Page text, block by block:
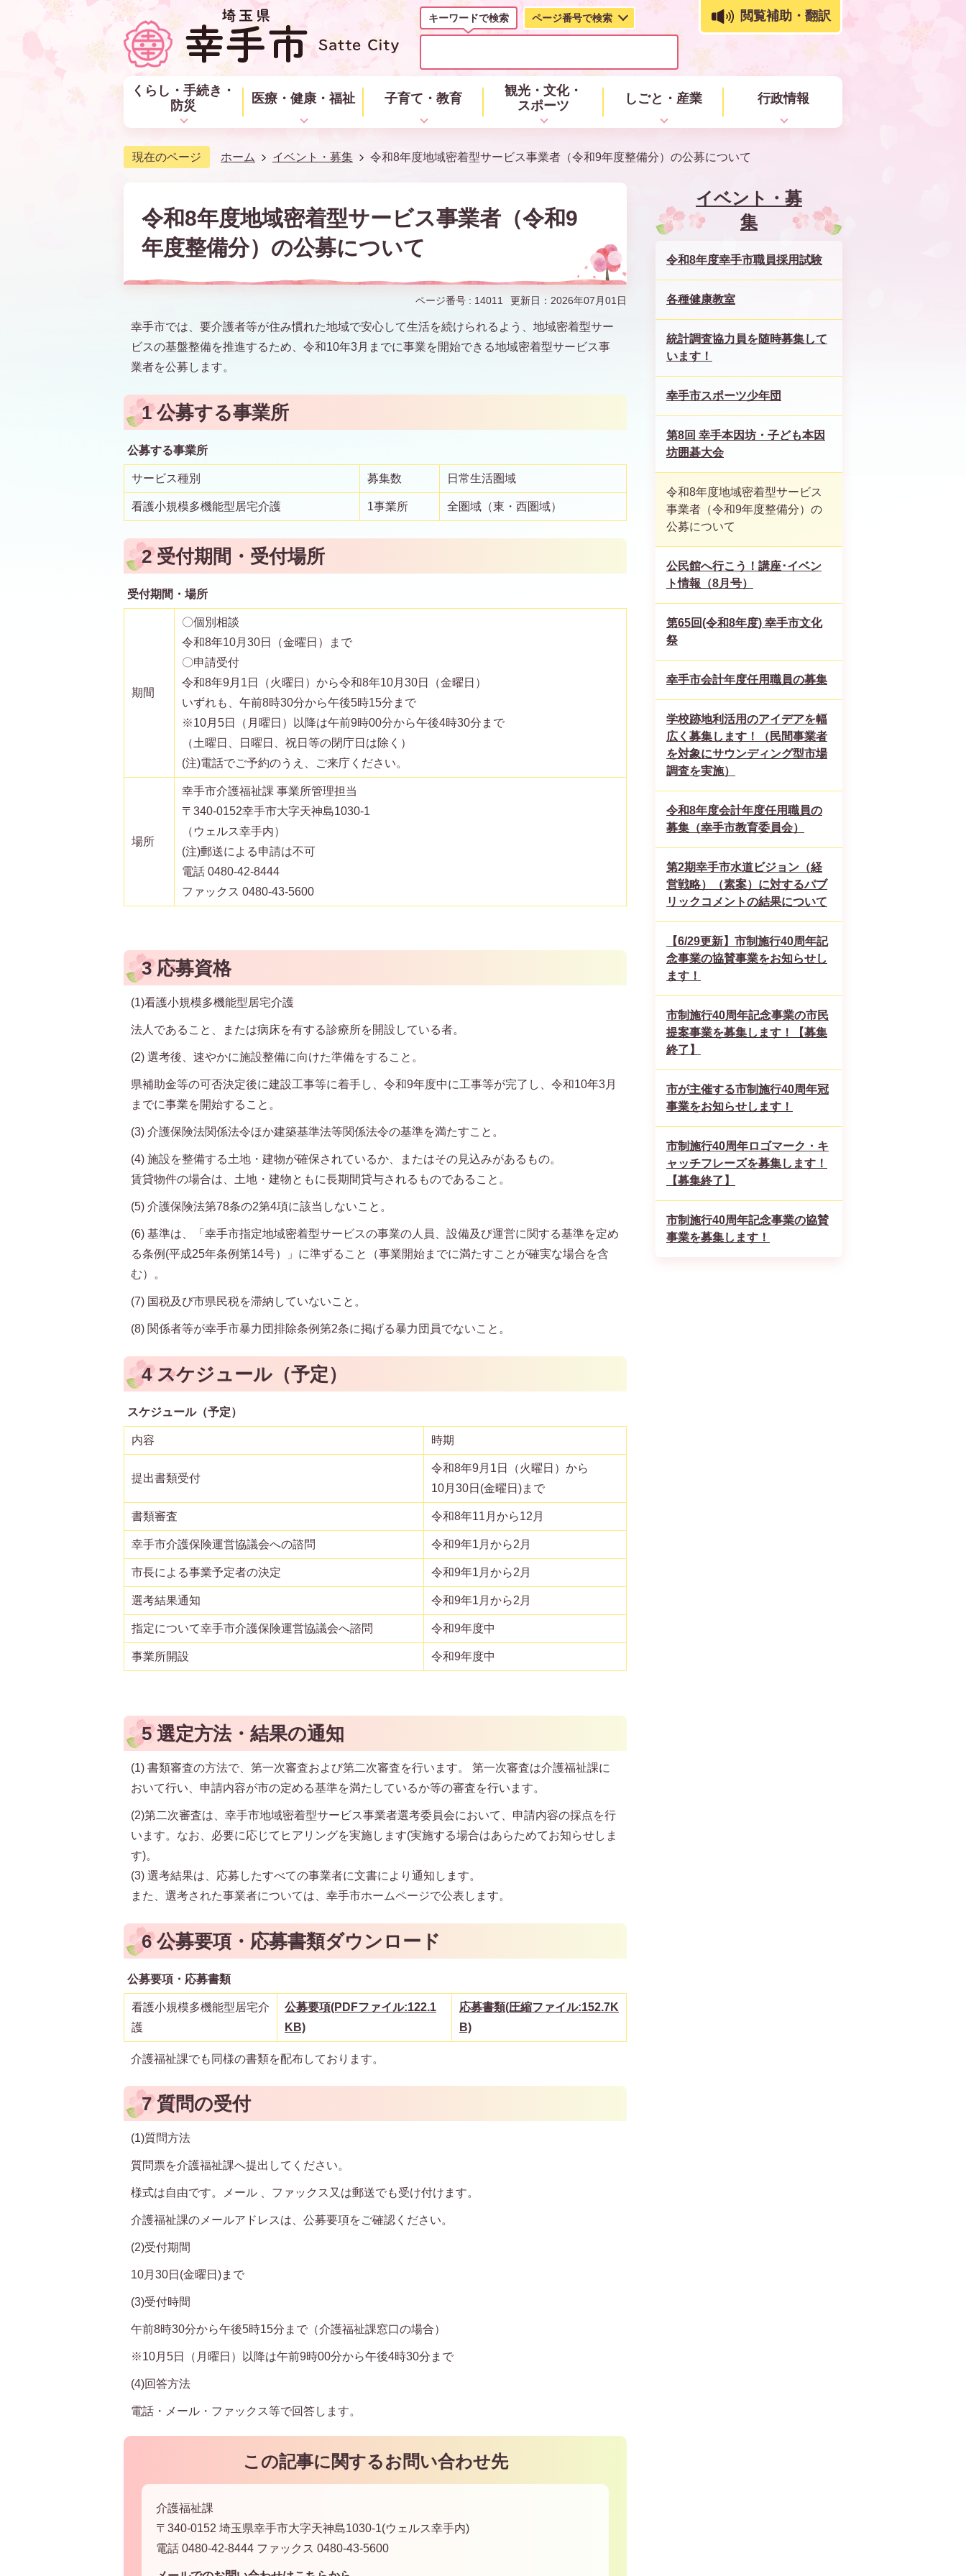
キーワードで検索 ページ番号で検索
キ
ワ
ド
で
検
閲覧補助・翻訳
くらし・手続き・
防災
医療・健康・福祉 子育て・教育
観光・文化・
スポーツ
しごと・産業 行政情報
現在のページ ホーム イベント・募集 令和8年度地域密着型サービス事業者（令和9年度整備分）の公募について
令和8年度地域密着型サービス事業者（令和9
年度整備分）の公募について
ページ番号 : 14011 更新日：2026年07月01日
幸手市では、要介護者等が住み慣れた地域で安心して生活を続けられるよう、地域密着型サー
ビスの基盤整備を推進するため、令和10年3月までに事業を開始できる地域密着型サービス事
業者を公募します。
1 公募する事業所
公募する事業所
サービス種別 募集数 日常生活圏域
看護小規模多機能型居宅介護 1事業所 全圏域（東・西圏域）
2 受付期間・受付場所
受付期間・場所
期間
〇個別相談
令和8年10月30日（金曜日）まで
〇申請受付
令和8年9月1日（火曜日）から令和8年10月30日（金曜日）
いずれも、午前8時30分から午後5時15分まで
※10月5日（月曜日）以降は午前9時00分から午後4時30分まで
（土曜日、日曜日、祝日等の閉庁日は除く）
(注)電話でご予約のうえ、ご来庁ください。
場所
幸手市介護福祉課 事業所管理担当
〒340-0152幸手市大字天神島1030-1
（ウェルス幸手内）
(注)郵送による申請は不可
電話 0480-42-8444
ファックス 0480-43-5600
3 応募資格
(1)看護小規模多機能型居宅介護
法人であること、または病床を有する診療所を開設している者。
(2) 選考後、速やかに施設整備に向けた準備をすること。
県補助金等の可否決定後に建設工事等に着手し、令和9年度中に工事等が完了し、令和10年3月
までに事業を開始すること。
(3) 介護保険法関係法令ほか建築基準法等関係法令の基準を満たすこと。
(4) 施設を整備する土地・建物が確保されているか、またはその見込みがあるもの。
賃貸物件の場合は、土地・建物ともに長期間貸与されるものであること。
(5) 介護保険法第78条の2第4項に該当しないこと。
(6) 基準は、「幸手市指定地域密着型サービスの事業の人員、設備及び運営に関する基準を定め
る条例(平成25年条例第14号）」に準ずること（事業開始までに満たすことが確実な場合を含
む）。
(7) 国税及び市県民税を滞納していないこと。
(8) 関係者等が幸手市暴力団排除条例第2条に掲げる暴力団員でないこと。
4 スケジュール（予定）
スケジュール（予定）
内容 時期
提出書類受付
令和8年9月1日（火曜日）から
10月30日(金曜日)まで
書類審査 令和8年11月から12月
幸手市介護保険運営協議会への諮問 令和9年1月から2月
市長による事業予定者の決定 令和9年1月から2月
選考結果通知 令和9年1月から2月
指定について幸手市介護保険運営協議会へ諮問 令和9年度中
事業所開設 令和9年度中
5 選定方法・結果の通知
(1) 書類審査の方法で、第一次審査および第二次審査を行います。 第一次審査は介護福祉課に
おいて行い、申請内容が市の定める基準を満たしているか等の審査を行います。
(2)第二次審査は、幸手市地域密着型サービス事業者選考委員会において、申請内容の採点を行
います。なお、必要に応じてヒアリングを実施します(実施する場合はあらためてお知らせしま
す)。
(3) 選考結果は、応募したすべての事業者に文書により通知します。
また、選考された事業者については、幸手市ホームページで公表します。
6 公募要項・応募書類ダウンロード
公募要項・応募書類
看護小規模多機能型居宅介
護
公募要項(PDFファイル:122.1
KB)
応募書類(圧縮ファイル:152.7K
B)
介護福祉課でも同様の書類を配布しております。
7 質問の受付
(1)質問方法
質問票を介護福祉課へ提出してください。
様式は自由です。メール 、ファックス又は郵送でも受け付けます。
介護福祉課のメールアドレスは、公募要項をご確認ください。
(2)受付期間
10月30日(金曜日)まで
(3)受付時間
午前8時30分から午後5時15分まで（介護福祉課窓口の場合）
※10月5日（月曜日）以降は午前9時00分から午後4時30分まで
(4)回答方法
電話・メール・ファックス等で回答します。
この記事に関するお問い合わせ先
介護福祉課
〒340-0152 埼玉県幸手市大字天神島1030-1(ウェルス幸手内)
電話 0480-42-8444 ファックス 0480-43-5600
イベント・募
集
令和8年度幸手市職員採用試験
各種健康教室
統計調査協力員を随時募集して
います！
幸手市スポーツ少年団
第8回 幸手本因坊・子ども本因
坊囲碁大会
令和8年度地域密着型サービス
事業者（令和9年度整備分）の
公募について
公民館へ行こう！講座･イベン
ト情報（8月号）
第65回(令和8年度) 幸手市文化
祭
幸手市会計年度任用職員の募集
学校跡地利活用のアイデアを幅
広く募集します！（民間事業者
を対象にサウンディング型市場
調査を実施）
令和8年度会計年度任用職員の
募集（幸手市教育委員会）
第2期幸手市水道ビジョン（経
営戦略）（素案）に対するパブ
リックコメントの結果について
【6/29更新】市制施行40周年記
念事業の協賛事業をお知らせし
ます！
市制施行40周年記念事業の市民
提案事業を募集します！【募集
終了】
市が主催する市制施行40周年冠
事業をお知らせします！
市制施行40周年ロゴマーク・キ
ャッチフレーズを募集します！
【募集終了】
市制施行40周年記念事業の協賛
事業を募集します！